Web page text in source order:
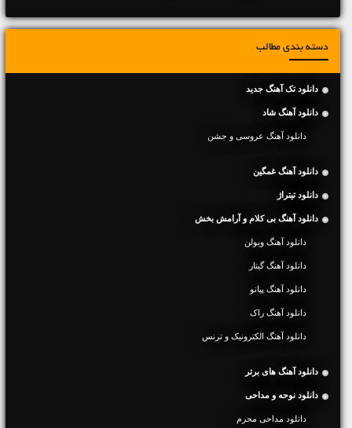
دسته بندی مطالب
دانلود تک آهنگ جدید
دانلود آهنگ شاد
دانلود آهنگ عروسی و جشن
دانلود آهنگ غمگین
دانلود تیتراژ
دانلود آهنگ بی کلام و آرامش بخش
دانلود آهنگ ویولن
دانلود آهنگ گیتار
دانلود آهنگ پیانو
دانلود آهنگ راک
دانلود آهنگ الکترونیک و ترنس
دانلود آهنگ های برتر
دانلود نوحه و مداحی
دانلود مداحی محرم